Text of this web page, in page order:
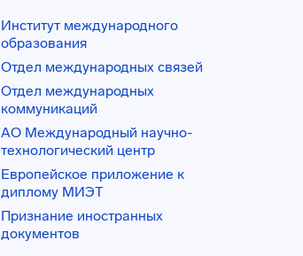
Институт международного
образования
Отдел международных связей
Отдел международных
коммуникаций
АО Международный научно-
технологический центр
Европейское приложение к
диплому МИЭТ
Признание иностранных
документов